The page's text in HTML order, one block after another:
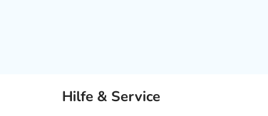
Hilfe & Service